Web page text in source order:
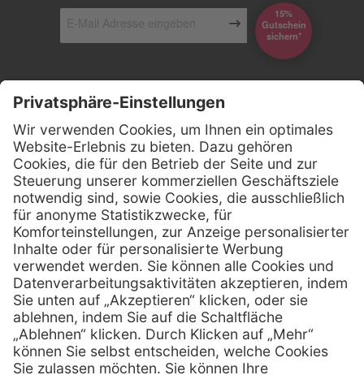
15%
Gutschein
*sichern
Kontakt
Firmensitz
Henry Schein Medical GmbH
Alt-Moabit 96 b
D-10559 Berlin
Telefon: 0800 - 888 777 6
Telefax: 0800 - 888 777 8
E-Mail: info @ henryschein-med.de
Services
Fernwartung
Vorteile
Hilfe
FAQs
Kontakt